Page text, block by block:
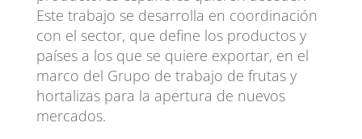
Este trabajo se desarrolla en coordinación
con el sector, que define los productos y
países a los que se quiere exportar, en el
marco del Grupo de trabajo de frutas y
hortalizas para la apertura de nuevos
mercados.